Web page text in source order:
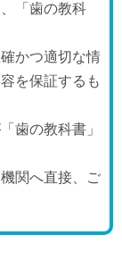
「歯の教科
かつ適切な情
を保証するも
歯の教科書」
関へ直接、ご